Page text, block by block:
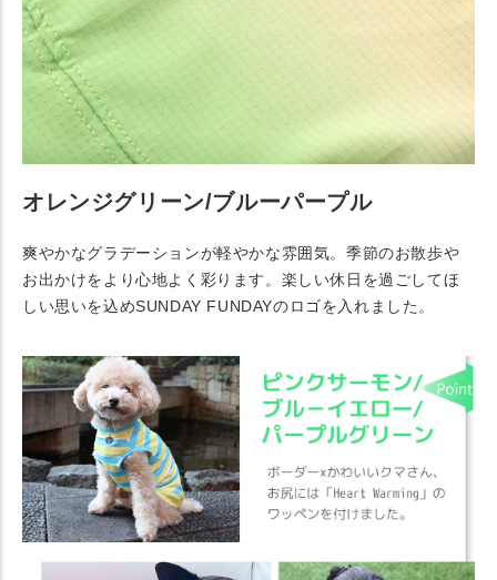
オレンジグリーン/ブルーパープル
爽やかなグラデーションが軽やかな雰囲気。季節のお散歩や
お出かけをより心地よく彩ります。楽しい休日を過ごしてほ
しい思いを込めSUNDAY FUNDAYのロゴを入れました。